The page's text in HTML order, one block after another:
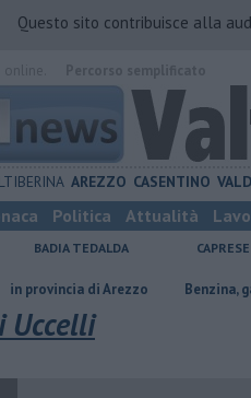
Questo sito contribuisce alla
AREZZO CASENTINO
Politica Attualità
BADIA TEDALDA
Arezzo ​Benzina, gasolio, gpl,
Uccelli